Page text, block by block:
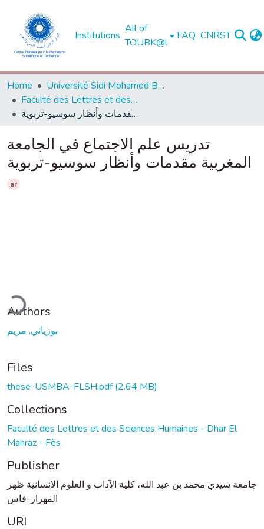
Institutions
All of
TOUBK@l
FAQ CNRST
Home
Université Sidi Mohamed Ben Abdellah de Fès
Faculté des Lettres et des Sciences Humaines - Dhar El Mahraz - Fès
تدريس علم الاجتماع في الجامعة المغربية مقدمات وأنظار سوسيو-تربوية
تدريس علم الاجتماع في الجامعة
المغربية مقدمات وأنظار سوسيو-تربوية
ar
Authors
بوزياني, مريم
Files
these-USMBA-FLSH.pdf(2.64 MB)
Collections
Faculté des Lettres et des Sciences Humaines - Dhar El
Mahraz - Fès
Publisher
جامعة سيدي محمد بن عبد الله، كلية الآداب و العلوم الانسانية ظهر
المهراز-فاس
URI